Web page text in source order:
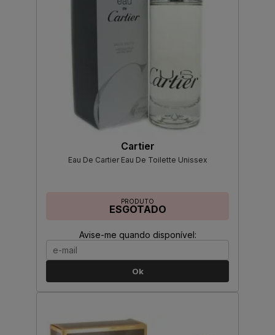
Cartier
Eau De Cartier Eau De Toilette Unissex
PRODUTO
ESGOTADO
Avise-me quando disponível:
Ok